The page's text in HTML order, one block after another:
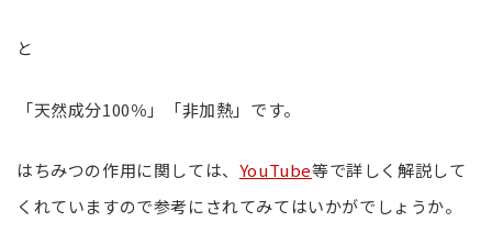
と
「天然成分100％」「非加熱」です。
はちみつの作用に関しては、 YouTube等で詳しく解説して
くれていますので参考にされてみてはいかがでしょうか。